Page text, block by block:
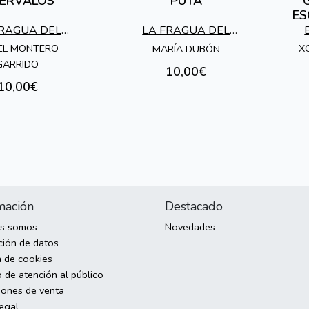
DEL
MONTERO
LA FRAGUA DEL
TROVADOR
MARÍA DUBÓN
10,00€
somos
de datos
de cookies
de atención al público
de venta
Destacado
Novedades